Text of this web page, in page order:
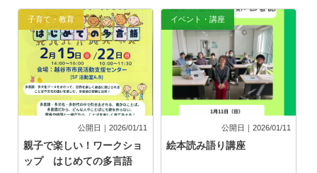
子育て・教育
公開日｜2026/01/11
親子で楽しい！ワークショ
ップ はじめての多言語
イベント・講座
公開日｜2026/01/11
絵本読み語り講座